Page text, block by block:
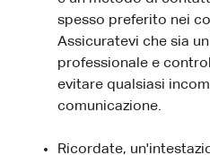
spesso preferito nei
Assicuratevi che sia
professionale e
evitare qualsiasi
comunicazione.
Ricordate,